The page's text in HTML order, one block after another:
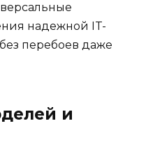
надежной IT-
перебоев даже
и